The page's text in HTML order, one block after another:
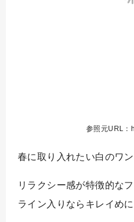
参照元URL：
春に取り入れたい白のワ
リラクシー感が特徴的な
ライン入りならキレイめに